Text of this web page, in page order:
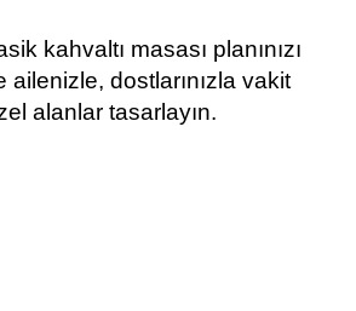
kahvaltı masası planınızı
ailenizle, dostlarınızla vakit
alanlar tasarlayın.